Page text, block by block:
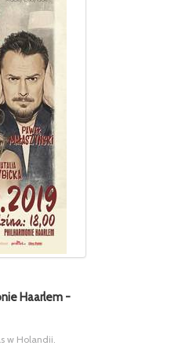
Haarlem -
w Holandii.